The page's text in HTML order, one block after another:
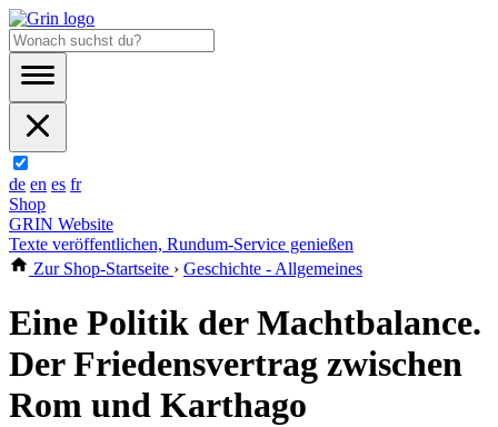
de en es fr
Shop
GRIN Website
Texte veröffentlichen, Rundum-Service genießen
Zur Shop-Startseite › Geschichte - Allgemeines
Eine Politik der Machtbalance.
Der Friedensvertrag zwischen
Rom und Karthago